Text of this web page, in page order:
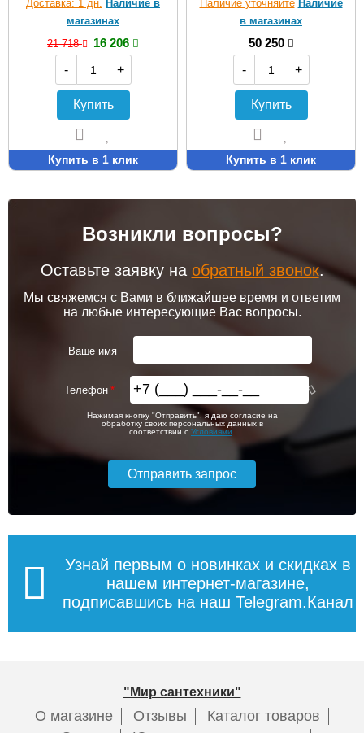
Доставка: 1 дн. Наличие в
магазинах
21 718
16 206
-
+
Купить
Купить в 1 клик
Наличие уточняйте Наличие
в магазинах
50 250
-
+
Купить
Купить в 1 клик
Возникли вопросы?
Оставьте заявку на обратный звонок.
Мы свяжемся с Вами в ближайшее время и ответим
на любые интересующие Вас вопросы.
Ваше имя
Телефон
Нажимая кнопку "Отправить", я даю согласие на
обработку своих персональных данных в
соответствии с Условиями
Узнай первым о новинках и скидках в
нашем интернет-магазине,
подписавшись на наш Telegram.Канал
"Мир сантехники"
О магазине Отзывы
Каталог товаров